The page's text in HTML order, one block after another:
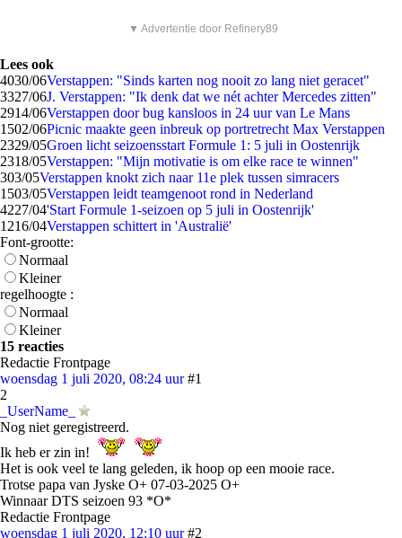
▼ Advertentie door Refinery89
Lees ook
4030/06Verstappen: "Sinds karten nog nooit zo lang niet geracet"
3327/06J. Verstappen: "Ik denk dat we nét achter Mercedes zitten"
2914/06Verstappen door bug kansloos in 24 uur van Le Mans
1502/06Picnic maakte geen inbreuk op portretrecht Max Verstappen
2329/05Groen licht seizoensstart Formule 1: 5 juli in Oostenrijk
2318/05Verstappen: "Mijn motivatie is om elke race te winnen"
303/05Verstappen knokt zich naar 11e plek tussen simracers
1503/05Verstappen leidt teamgenoot rond in Nederland
4227/04'Start Formule 1-seizoen op 5 juli in Oostenrijk'
1216/04Verstappen schittert in 'Australië'
Font-grootte:
Normaal
Kleiner
regelhoogte :
Normaal
Kleiner
15 reacties
Redactie Frontpage
woensdag 1 juli 2020, 08:24 uur #1
2
_UserName_
Nog niet geregistreerd.
Ik heb er zin in!
Het is ook veel te lang geleden, ik hoop op een mooie race.
Trotse papa van Jyske O+ 07-03-2025 O+
Winnaar DTS seizoen 93 *O*
Redactie Frontpage
woensdag 1 juli 2020, 12:10 uur #2